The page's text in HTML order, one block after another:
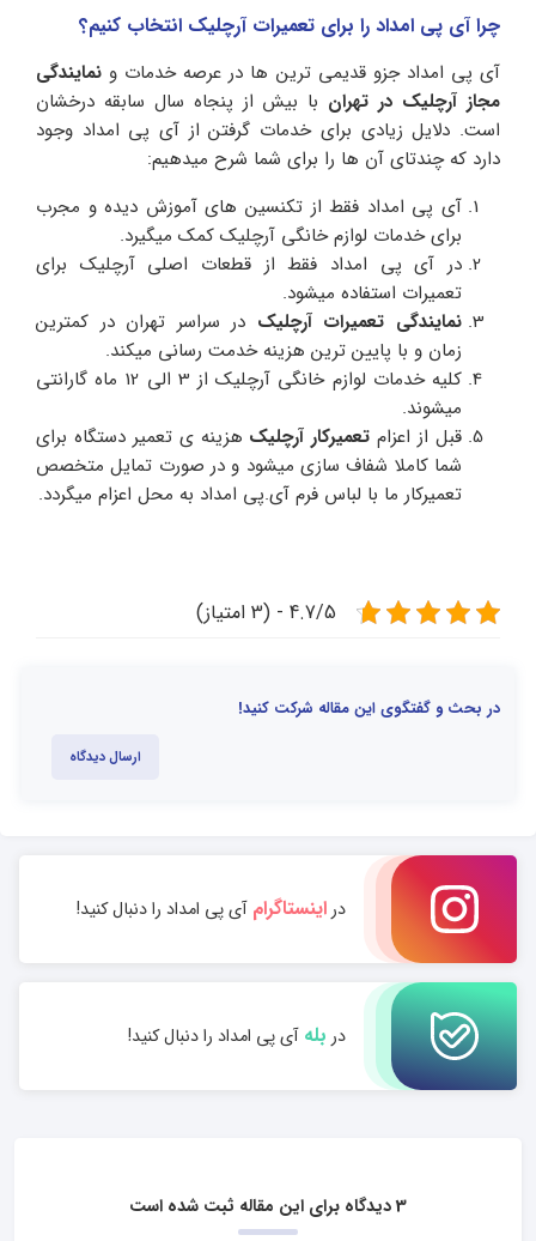
چرا آی پی امداد را برای تعمیرات آرچلیک انتخاب کنیم؟
آی پی امداد جزو قدیمی ترین ها در عرصه خدمات و نمایندگی
مجاز آرچلیک در تهران با بیش از پنجاه سال سابقه درخشان
است. دلایل زیادی برای خدمات گرفتن از آی پی امداد وجود
دارد که چندتای آن ها را برای شما شرح میدهیم:
آی پی امداد فقط از تکنسین های آموزش دیده و مجرب
برای خدمات لوازم خانگی آرچلیک کمک میگیرد.
در آی پی امداد فقط از قطعات اصلی آرچلیک برای
تعمیرات استفاده میشود.
نمایندگی تعمیرات آرچلیک در سراسر تهران در کمترین
زمان و با پایین ترین هزینه خدمت رسانی میکند.
کلیه خدمات لوازم خانگی آرچلیک از 3 الی 12 ماه گارانتی
میشوند.
قبل از اعزام تعمیرکار آرچلیک هزینه ی تعمیر دستگاه برای
شما کاملا شفاف سازی میشود و در صورت تمایل متخصص
تعمیرکار ما با لباس فرم آی.پی امداد به محل اعزام میگردد.
4.7/5 - (3 امتیاز)
در بحث و گفتگوی این مقاله شرکت کنید!
ارسال دیدگاه
دراینستاگرامآی پی امداد را دنبال کنید!
در بلهآی پی امداد را دنبال کنید!
3 دیدگاه برای این مقاله ثبت شده است